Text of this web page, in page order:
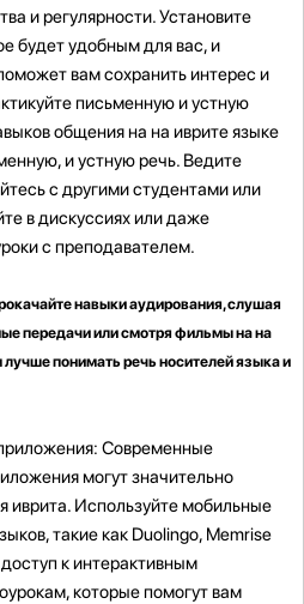
и регулярности. Установите
будет удобным для вас, и
вам сохранить интерес и
письменную и устную
общения на на иврите языке
и устную речь. Ведите
с другими студентами или
в дискуссиях или даже
с преподавателем.
навыки аудирования, слушая
передачи или смотря фильмы на на
понимать речь носителей языка и
Современные
могут значительно
иврита. Используйте мобильные
такие как Duolingo, Memrise
к интерактивным
которые помогут вам